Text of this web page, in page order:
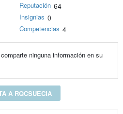
Reputación 64
Insignias 0
Competencias 4
ninguna información en su
A RQCSUECIA